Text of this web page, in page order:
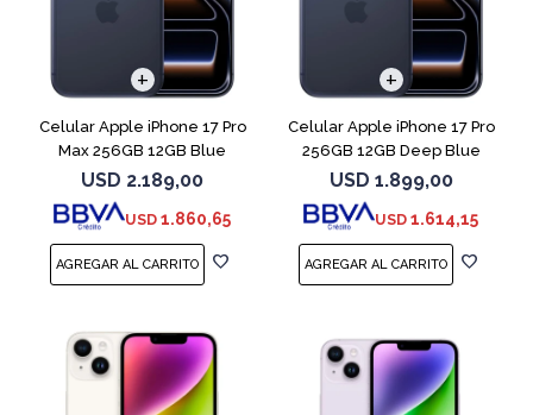
Celular Apple iPhone 17 Pro
Max 256GB 12GB Blue
USD 2.189,00
USD 1.860,65
Celular Apple iPhone 17 Pro
256GB 12GB Deep Blue
USD 1.899,00
USD 1.614,15